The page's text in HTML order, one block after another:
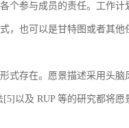
个参与成员的责任。工作计
，也可以是甘特图或者其他
式存在。愿景描述采用头脑
以及 RUP 等的研究都将愿